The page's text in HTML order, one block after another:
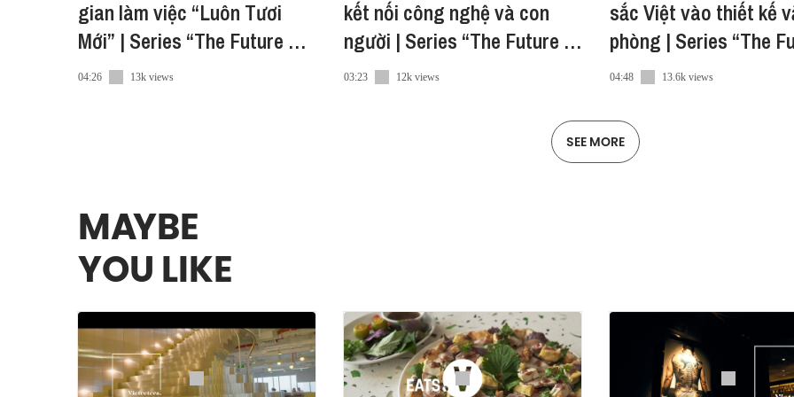
● Twitter:https://twitter.com/vietcetera
#SPACES #Vietcetera #Podcast
gian làm việc “Luôn Tươi
Mới” | Series “The Future of
Work”
04:26 13k views
kết nối công nghệ và con
người | Series “The Future of
Work”
03:23 12k views
sắc Việt vào thiết kế
phòng | Series “The Future
of Work”
04:48 13.6k views
SEE MORE
MAYBE
YOU LIKE